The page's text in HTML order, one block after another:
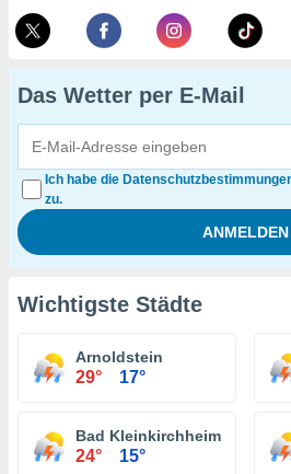
Das Wetter per E-Mail
Ich habe die
zu.
Wichtigste Städte
Arnoldstein
29° 17°
Bad Kleinkirchheim
24° 15°